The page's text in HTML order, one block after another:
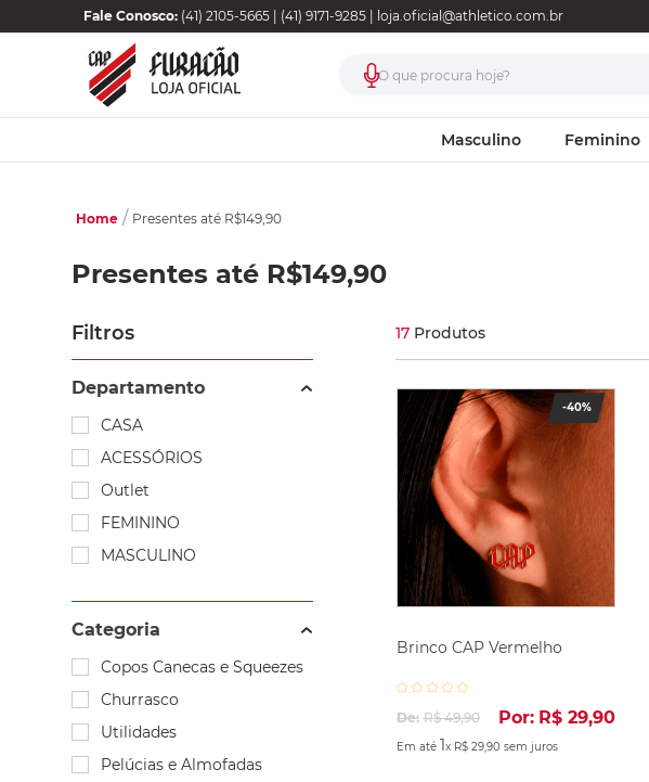
Fale Conosco:(41) 2105-5665 | (41) 9171-9285 | loja.oficial@athletico.com.br
O que procura hoje?
Masculino Feminino
Home Presentes até R$149,90
Presentes até R$149,90
Filtros
Departamento
CASA
ACESSÓRIOS
Outlet
FEMININO
MASCULINO
Categoria
Copos Canecas e Squeezes
Churrasco
Utilidades
Pelúcias e Almofadas
17 Produtos
-40%
Brinco CAP Vermelho
De: R$ 49,90 Por: R$ 29,90
Em até 1x R$ 29,90 sem juros